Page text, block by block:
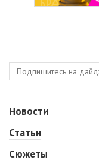
Новости
Статьи
Сюжеты